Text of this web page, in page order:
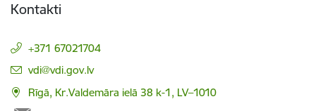
Kontakti
+371 67021704
E-pasts:
vdi@vdi.gov.lv
Rīgā, Kr.Valdemāra ielā 38 k-1, LV–1010